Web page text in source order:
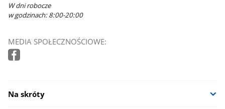
W dni robocze
w godzinach: 8:00-20:00
MEDIA SPOŁECZNOŚCIOWE:
Na skróty